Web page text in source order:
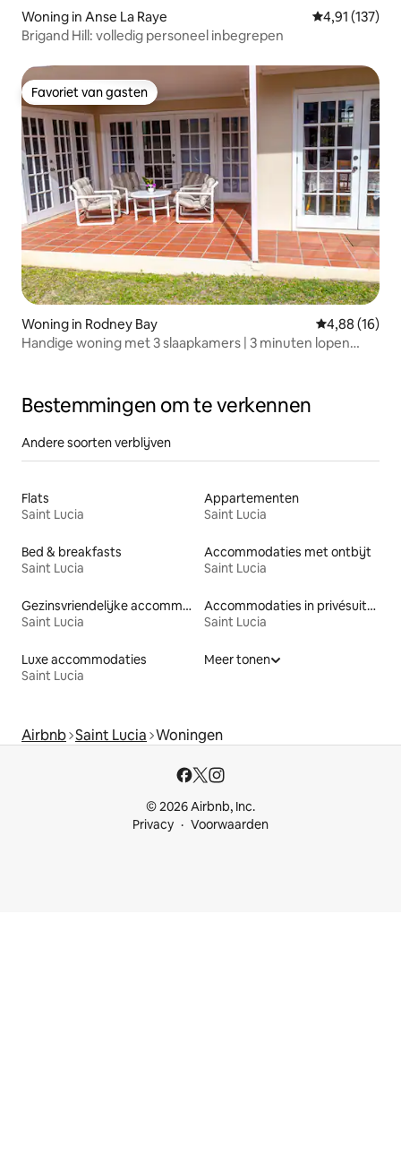
Woning in Anse La Raye Gemiddelde
4,91 (137)
Brigand Hill: volledig personeel inbegrepen
Favoriet van gasten
Favoriet van gasten
Woning in Rodney Bay Gemiddelde
4,88 (16)
Handige woning met 3 slaapkamers | 3 minuten lopen
Bestemmingen om te verkennen
Andere soorten verblijven
Flats
Saint Lucia
Appartementen
Saint Lucia
Bed & breakfasts
Saint Lucia
Accommodaties met ontbijt
Saint Lucia
Gezinsvriendelijke accommodaties
Saint Lucia
Accommodaties in privésuites
Saint Lucia
Luxe accommodaties
Saint Lucia
Meer tonen
Airbnb Saint Lucia Woningen
© 2026 Airbnb, Inc.
Privacy
Voorwaarden